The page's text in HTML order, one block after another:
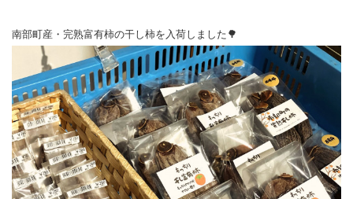
南部町産・完熟富有柿の干し柿を入荷しました🌳